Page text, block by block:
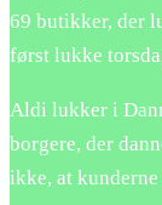
69 butikker, der
først lukke
Aldi lukker i
borgere, der
ikke, at